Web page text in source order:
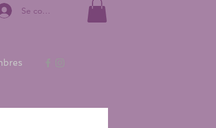
Se connecter